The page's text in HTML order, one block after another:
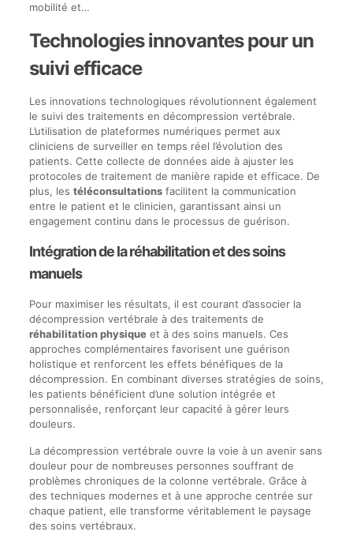
mobilité et…
Technologies innovantes pour un
suivi efficace
Les innovations technologiques révolutionnent également
le suivi des traitements en décompression vertébrale.
L’utilisation de plateformes numériques permet aux
cliniciens de surveiller en temps réel l’évolution des
patients. Cette collecte de données aide à ajuster les
protocoles de traitement de manière rapide et efficace. De
plus, les téléconsultationsfacilitent la communication
entre le patient et le clinicien, garantissant ainsi un
engagement continu dans le processus de guérison.
Intégration de la réhabilitation et des soins
manuels
Pour maximiser les résultats, il est courant d’associer la
décompression vertébrale à des traitements de
réhabilitation physiqueet à des soins manuels. Ces
approches complémentaires favorisent une guérison
holistique et renforcent les effets bénéfiques de la
décompression. En combinant diverses stratégies de soins,
les patients bénéficient d’une solution intégrée et
personnalisée, renforçant leur capacité à gérer leurs
douleurs.
La décompression vertébrale ouvre la voie à un avenir sans
douleur pour de nombreuses personnes souffrant de
problèmes chroniques de la colonne vertébrale. Grâce à
des techniques modernes et à une approche centrée sur
chaque patient, elle transforme véritablement le paysage
des soins vertébraux.